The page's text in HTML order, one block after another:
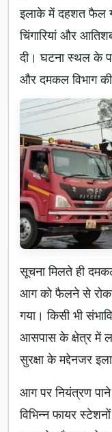
इलाके में दहशत फैल
चिंगारियां और
दी। घटना स्थल के
और दमकल विभाग
सूचना मिलते ही
आग को फैलने से
गया। किसी भी
आसपास के क्षेत्र में
सुरक्षा के मद्देनजर
आग पर नियंत्रण
विभिन्न फायर